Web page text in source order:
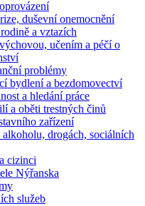
duševní onemocnění
a vztazích
učením a péčí o
problémy
bydlení a bezdomovectví
a hledání práce
a oběti trestných činů
zařízení
alkoholu, drogách, sociálních
cizinci
Nýřanska
služeb